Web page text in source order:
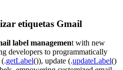
etiquetas Gmail
label management with new
developers to programmatically
getLabel()), update (.updateLabel()